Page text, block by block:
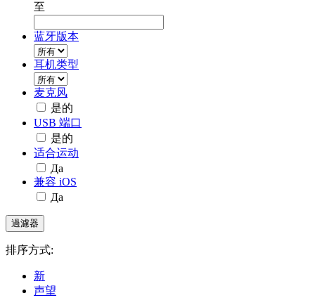
至
蓝牙版本
耳机类型
麦克风
是的
USB 端口
是的
适合运动
Да
兼容 iOS
Да
排序方式:
新
声望